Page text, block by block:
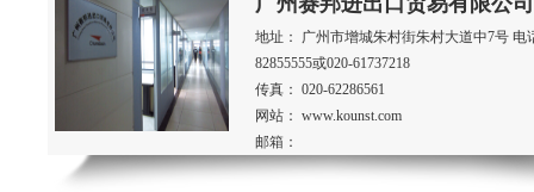
地址： 广州市增城朱村街朱村大道中7号 电
82855555或020-61737218
传真： 020-62286561
网站： www.kounst.com
邮箱：